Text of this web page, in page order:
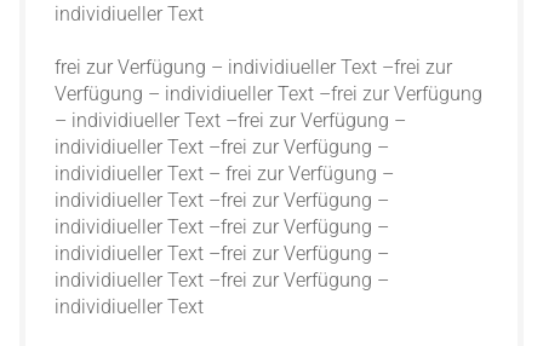
individiueller Text
frei zur Verfügung – individiueller Text –frei zur
Verfügung – individiueller Text –frei zur Verfügung
– individiueller Text –frei zur Verfügung –
individiueller Text –frei zur Verfügung –
individiueller Text – frei zur Verfügung –
individiueller Text –frei zur Verfügung –
individiueller Text –frei zur Verfügung –
individiueller Text –frei zur Verfügung –
individiueller Text –frei zur Verfügung –
individiueller Text